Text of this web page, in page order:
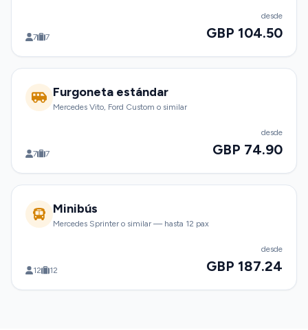
7 7
desde
GBP 104.50
Furgoneta estándar
Mercedes Vito, Ford Custom o similar
7 7
desde
GBP 74.90
Minibús
Mercedes Sprinter o similar — hasta 12 pax
12 12
desde
GBP 187.24